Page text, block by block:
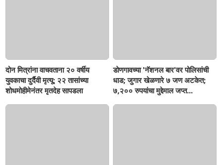
दोन मित्रांना वाचवताना २० वर्षीय
युवकाचा दुर्दैवी मृत्यू; २२ तासांच्या
शोधमोहीमेनंतर मृतदेह सापडला
डोणगावच्या 'नॅशनल बार'वर पोलिसांची
धाड; जुगार खेळणारे ७ जण अटकेत;
७,२०० रुपयांचा मुद्देमाल जप्त...